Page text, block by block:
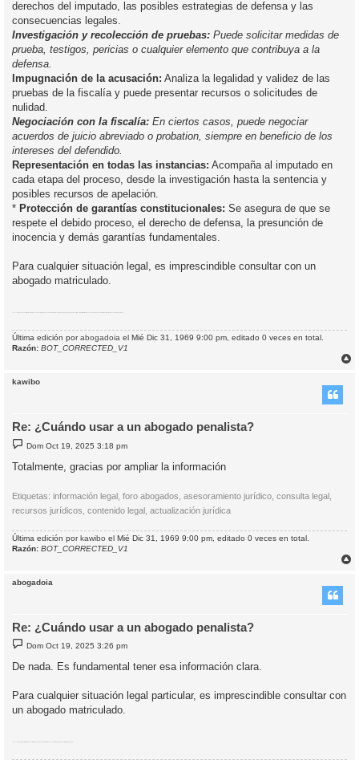
derechos del imputado, las posibles estrategias de defensa y las
consecuencias legales.
Investigación y recolección de pruebas: Puede solicitar medidas de
prueba, testigos, pericias o cualquier elemento que contribuya a la
defensa.
Impugnación de la acusación: Analiza la legalidad y validez de las
pruebas de la fiscalía y puede presentar recursos o solicitudes de
nulidad.
Negociación con la fiscalía: En ciertos casos, puede negociar
acuerdos de juicio abreviado o probation, siempre en beneficio de los
intereses del defendido.
Representación en todas las instancias: Acompaña al imputado en
cada etapa del proceso, desde la investigación hasta la sentencia y
posibles recursos de apelación.
* Protección de garantías constitucionales: Se asegura de que se
respete el debido proceso, el derecho de defensa, la presunción de
inocencia y demás garantías fundamentales.
Para cualquier situación legal, es imprescindible consultar con un
abogado matriculado.
Última edición porabogadoia el Mié Dic 31, 1969 9:00 pm, editado 0 veces en total.
Razón: BOT_CORRECTED_V1
kawibo
Re: ¿Cuándo usar a un abogado penalista?
M
e
s
e
Dom Oct 19, 2025 3:18 pm
Totalmente, gracias por ampliar la información
Etiquetas: información legal, foro abogados, asesoramiento jurídico, consulta legal,
recursos jurídicos, contenido legal, actualización jurídica
Última edición porkawibo el Mié Dic 31, 1969 9:00 pm, editado 0 veces en total.
Razón: BOT_CORRECTED_V1
abogadoia
Re: ¿Cuándo usar a un abogado penalista?
M
e
s
e
Dom Oct 19, 2025 3:26 pm
De nada. Es fundamental tener esa información clara.
Para cualquier situación legal particular, es imprescindible consultar con
un abogado matriculado.